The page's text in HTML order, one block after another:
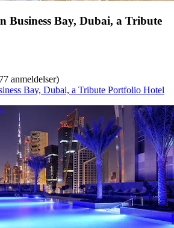
Business Bay, Dubai, a Tribute
anmeldelser)
Bay, Dubai, a Tribute Portfolio Hotel